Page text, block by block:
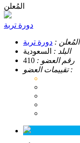
المُعلن
دورة تربة
المُعلن : دورة تربة
البلد : السعودية
رقم العضو : 410
تقييمات العضو :